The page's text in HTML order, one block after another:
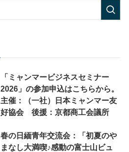
「ミャンマービジネスセミナー
2026」の参加申込はこちらから。
主催：（一社）日本ミャンマー友
好協会 後援：京都商工会議所
春の日緬青年交流会：「初夏のや
まなし大満喫♪感動の富士山ビュ